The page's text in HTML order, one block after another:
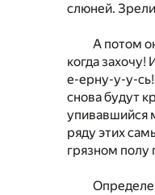
слюней.
А потом
когда
е-ерну-у-у-
снова будут
упивавшийся
ряду этих
грязном полу